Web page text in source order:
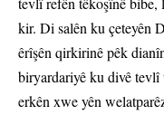
kir. Di salên ku çeteyên
êrîşên qirkirinê pêk
biryardariyê ku divê tevlî
erkên xwe yên